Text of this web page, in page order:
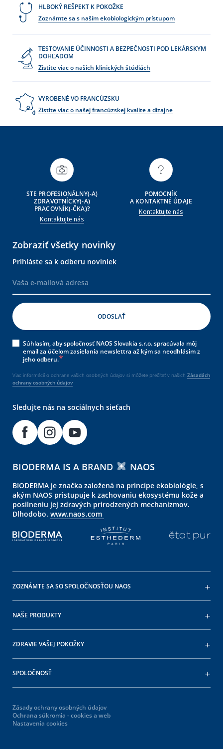
HLBOKÝ REŠPEKT K POKOŽKE
Zoznámte sa s naším ekobiologickým prístupom
TESTOVANIE ÚČINNOSTI A BEZPEČNOSTI POD LEKÁRSKYM
DOHĽADOM
Zistite viac o našich klinických štúdiách
VYROBENÉ VO FRANCÚZSKU
Zistite viac o našej francúzskej kvalite a dizajne
STE PROFESIONÁLNY(-A)
ZDRAVOTNÍCKY(-A)
PRACOVNÍK(-ČKA)?
Kontaktujte nás
POMOCNÍK
A KONTAKTNÉ ÚDAJE
Kontaktujte nás
Zobraziť všetky novinky
Prihláste sa k odberu noviniek
Súhlasím, aby spoločnosť NAOS Slovakia s.r.o. spracúvala môj
email za účelom zasielania newslettra až kým sa neodhlásim z
jeho odberu.
Viac informácií o ochrane vašich osobných údajov si môžete prečítať v našich Zásadách
ochrany osobných údajov
Sledujte nás na sociálnych sieťach
BIODERMA IS A BRAND NAOS
BIODERMA je značka založená na princípe ekobiológie, s
akým NAOS pristupuje k zachovaniu ekosystému kože a
posilneniu jej zdravých prirodzených mechanizmov.
Dlhodobo. www.naos.com
ZOZNÁMTE SA SO SPOLOČNOSŤOU NAOS
NAŠE PRODUKTY
ZDRAVIE VAŠEJ POKOŽKY
SPOLOČNOSŤ
Zásady ochrany osobných údajov
Ochrana súkromia - cookies a web
Nastavenia cookies